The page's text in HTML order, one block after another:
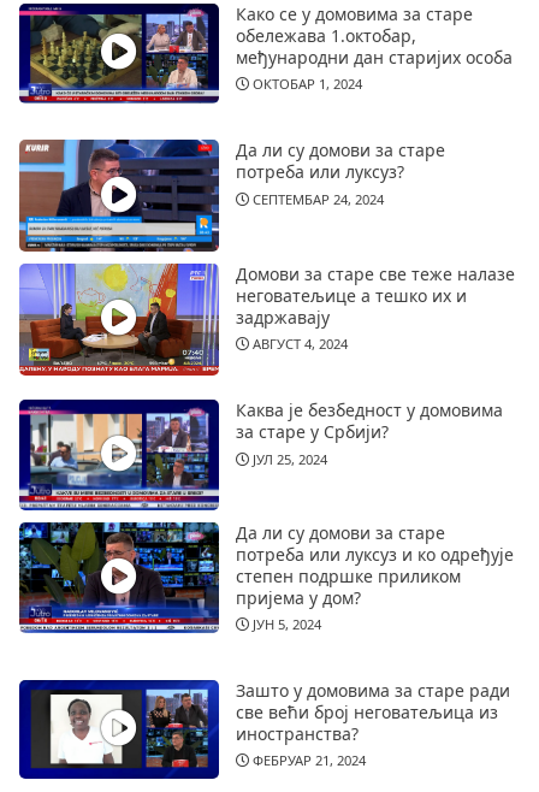
Како се у домовима за старе
обележава 1.октобар,
међународни дан старијих особа
ОКТОБАР 1, 2024
Да ли су домови за старе
потреба или луксуз?
СЕПТЕМБАР 24, 2024
Домови за старе све теже налазе
неговатељице а тешко их и
задржавају
АВГУСТ 4, 2024
Каква је безбедност у домовима
за старе у Србији?
ЈУЛ 25, 2024
Да ли су домови за старе
потреба или луксуз и ко одређује
степен подршке приликом
пријема у дом?
ЈУН 5, 2024
Зашто у домовима за старе ради
све већи број неговатељица из
иностранства?
ФЕБРУАР 21, 2024